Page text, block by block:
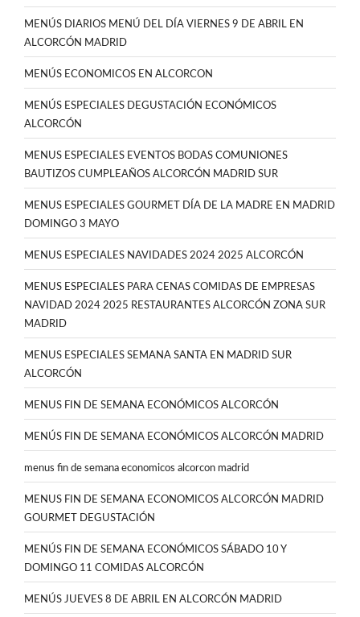
MENÚS DIARIOS MENÚ DEL DÍA VIERNES 9 DE ABRIL EN
ALCORCÓN MADRID
MENÚS ECONOMICOS EN ALCORCON
MENÚS ESPECIALES DEGUSTACIÓN ECONÓMICOS
ALCORCÓN
MENUS ESPECIALES EVENTOS BODAS COMUNIONES
BAUTIZOS CUMPLEAÑOS ALCORCÓN MADRID SUR
MENUS ESPECIALES GOURMET DÍA DE LA MADRE EN MADRID
DOMINGO 3 MAYO
MENUS ESPECIALES NAVIDADES 2024 2025 ALCORCÓN
MENUS ESPECIALES PARA CENAS COMIDAS DE EMPRESAS
NAVIDAD 2024 2025 RESTAURANTES ALCORCÓN ZONA SUR
MADRID
MENUS ESPECIALES SEMANA SANTA EN MADRID SUR
ALCORCÓN
MENUS FIN DE SEMANA ECONÓMICOS ALCORCÓN
MENÚS FIN DE SEMANA ECONÓMICOS ALCORCÓN MADRID
menus fin de semana economicos alcorcon madrid
MENUS FIN DE SEMANA ECONOMICOS ALCORCÓN MADRID
GOURMET DEGUSTACIÓN
MENÚS FIN DE SEMANA ECONÓMICOS SÁBADO 10 Y
DOMINGO 11 COMIDAS ALCORCÓN
MENÚS JUEVES 8 DE ABRIL EN ALCORCÓN MADRID